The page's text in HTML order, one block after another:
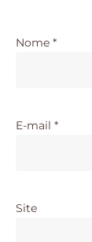
Nome *
E-mail *
Site